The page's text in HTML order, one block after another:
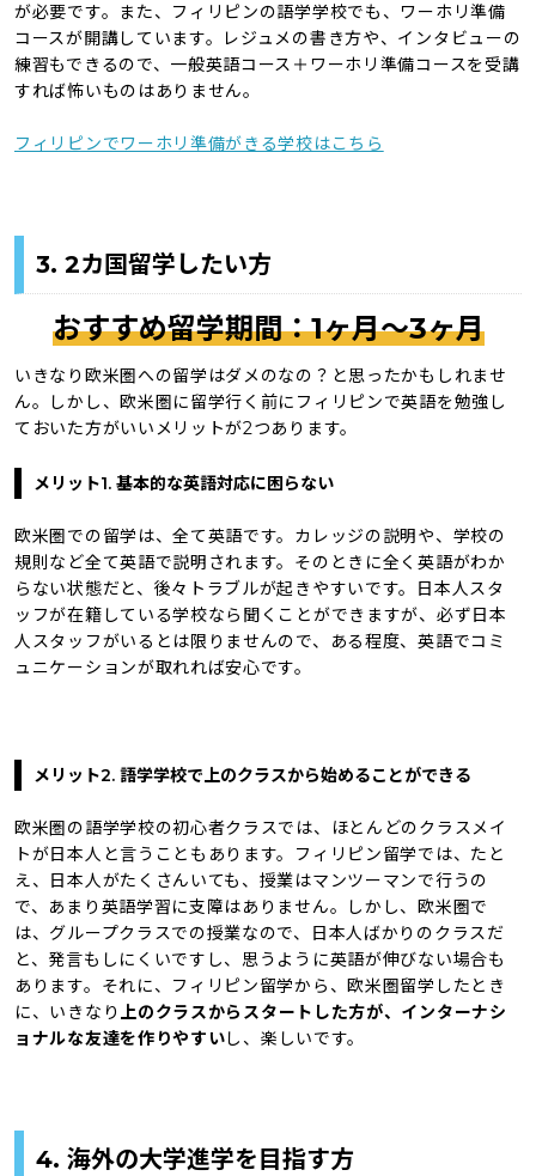
が必要です。また、フィリピンの語学学校でも、ワーホリ準備
コースが開講しています。レジュメの書き方や、インタビューの
練習もできるので、一般英語コース＋ワーホリ準備コースを受講
すれば怖いものはありません。
フィリピンでワーホリ準備がきる学校はこちら
3. 2カ国留学したい方
おすすめ留学期間：1ヶ月〜3ヶ月
いきなり欧米圏への留学はダメのなの？と思ったかもしれませ
ん。しかし、欧米圏に留学行く前にフィリピンで英語を勉強し
ておいた方がいいメリットが2つあります。
メリット1. 基本的な英語対応に困らない
欧米圏での留学は、全て英語です。カレッジの説明や、学校の
規則など全て英語で説明されます。そのときに全く英語がわか
らない状態だと、後々トラブルが起きやすいです。日本人スタ
ッフが在籍している学校なら聞くことができますが、必ず日本
人スタッフがいるとは限りませんので、ある程度、英語でコミ
ュニケーションが取れれば安心です。
メリット2. 語学学校で上のクラスから始めることができる
欧米圏の語学学校の初心者クラスでは、ほとんどのクラスメイ
トが日本人と言うこともあります。フィリピン留学では、たと
え、日本人がたくさんいても、授業はマンツーマンで行うの
で、あまり英語学習に支障はありません。しかし、欧米圏で
は、グループクラスでの授業なので、日本人ばかりのクラスだ
と、発言もしにくいですし、思うように英語が伸びない場合も
あります。それに、フィリピン留学から、欧米圏留学したとき
に、いきなり 上のクラスからスタートした方が、インターナシ
ョナルな友達を作りやすいし、楽しいです。
4. 海外の大学進学を目指す方